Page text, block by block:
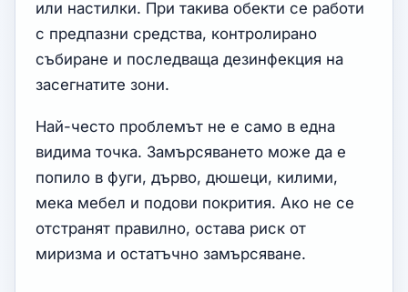
или настилки. При такива обекти се работи
с предпазни средства, контролирано
събиране и последваща дезинфекция на
засегнатите зони.
Най-често проблемът не е само в една
видима точка. Замърсяването може да е
попило в фуги, дърво, дюшеци, килими,
мека мебел и подови покрития. Ако не се
отстранят правилно, остава риск от
миризма и остатъчно замърсяване.